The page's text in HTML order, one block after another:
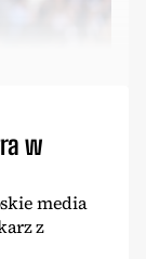
w
media
z